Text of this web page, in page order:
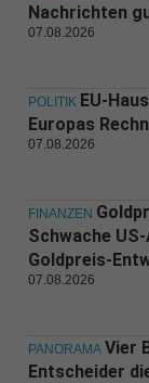
Nachrichten
07.08.2026
POLITIK EU-
Europas
07.08.2026
FINANZEN
Schwache
Goldpreis-
07.08.2026
PANORAMA Vier
Entscheider